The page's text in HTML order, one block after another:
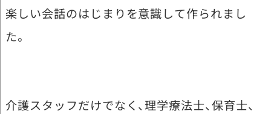
楽しい会話のはじまりを意識して作られまし
た。
介護スタッフだけでなく、理学療法士、保育士、